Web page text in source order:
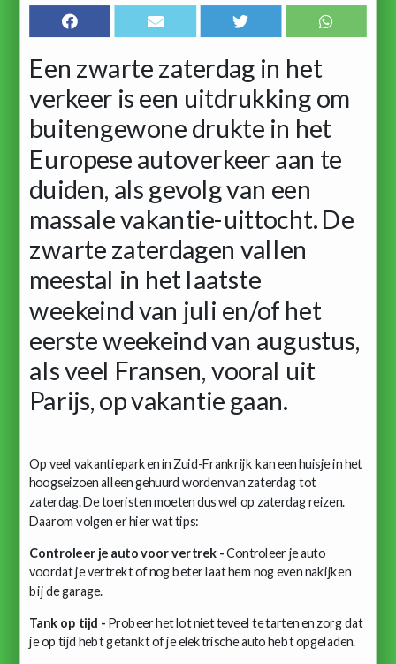
Een zwarte zaterdag in het
verkeer is een uitdrukking om
buitengewone drukte in het
Europese autoverkeer aan te
duiden, als gevolg van een
massale vakantie-uittocht. De
zwarte zaterdagen vallen
meestal in het laatste
weekeind van juli en/of het
eerste weekeind van augustus,
als veel Fransen, vooral uit
Parijs, op vakantie gaan.
Op veel vakantieparken in Zuid-Frankrijk kan een huisje in het
hoogseizoen alleen gehuurd worden van zaterdag tot
zaterdag. De toeristen moeten dus wel op zaterdag reizen.
Daarom volgen er hier wat tips:
Controleer je auto voor vertrek -Controleer je auto
voordat je vertrekt of nog beter laat hem nog even nakijken
bij de garage.
Tank op tijd - Probeer het lot niet teveel te tarten en zorg dat
je op tijd hebt getankt of je elektrische auto hebt opgeladen.